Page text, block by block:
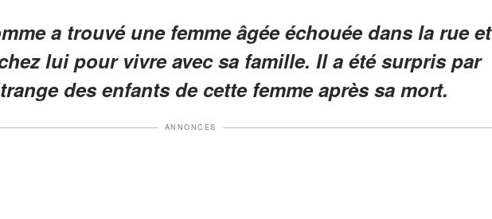
a trouvé une femme âgée échouée dans la rue et
lui pour vivre avec sa famille. Il a été surpris par
des enfants de cette femme après sa mort.
ANNONCES